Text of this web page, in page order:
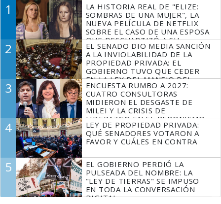
1
LA HISTORIA REAL DE "ELIZE:
SOMBRAS DE UNA MUJER", LA
NUEVA PELÍCULA DE NETFLIX
SOBRE EL CASO DE UNA ESPOSA
QUE DESCUARTIZÓ A SU
MARIDO
2
EL SENADO DIO MEDIA SANCIÓN
A LA INVIOLABILIDAD DE LA
PROPIEDAD PRIVADA: EL
GOBIERNO TUVO QUE CEDER
EN LA LEY DEL MANEJO DEL
FUEGO
3
ENCUESTA RUMBO A 2027:
CUATRO CONSULTORAS
MIDIERON EL DESGASTE DE
MILEI Y LA CRISIS DE
LIDERAZGO EN EL PERONISMO
4
LEY DE PROPIEDAD PRIVADA:
QUÉ SENADORES VOTARON A
FAVOR Y CUÁLES EN CONTRA
5
EL GOBIERNO PERDIÓ LA
PULSEADA DEL NOMBRE: LA
"LEY DE TIERRAS" SE IMPUSO
EN TODA LA CONVERSACIÓN
DIGITAL